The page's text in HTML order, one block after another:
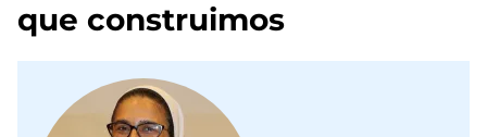
que construimos